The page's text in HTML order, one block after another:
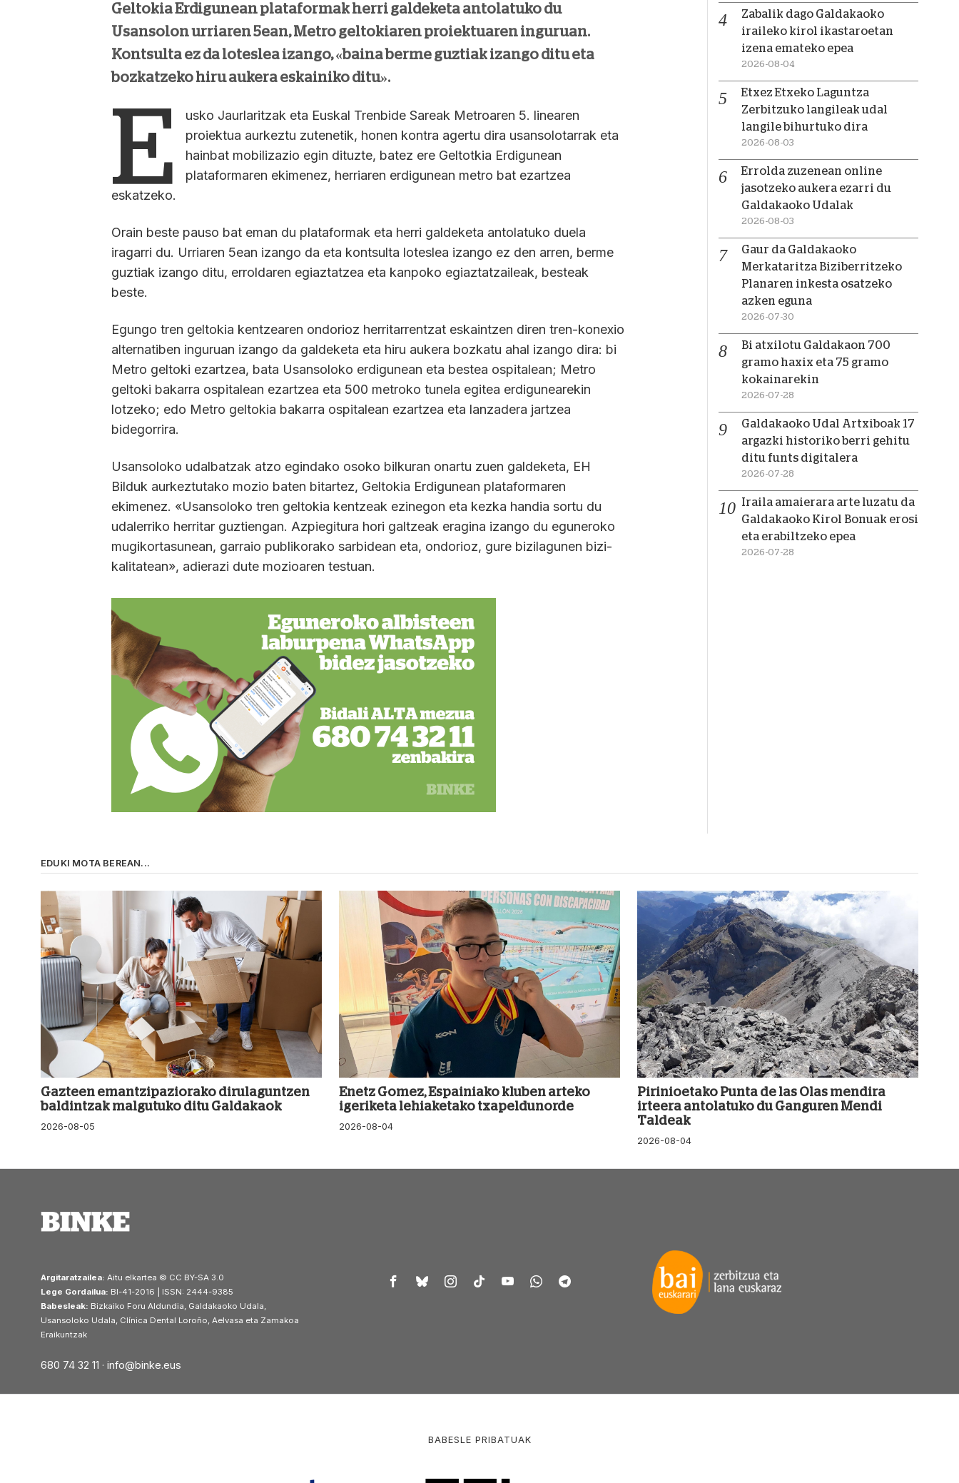
Geltokia Erdigunean plataformak herri galdeketa antolatuko du
Usansolon urriaren 5ean, Metro geltokiaren proiektuaren inguruan.
Kontsulta ez da loteslea izango, «baina berme guztiak izango ditu eta
bozkatzeko hiru aukera eskainiko ditu».
E
usko Jaurlaritzak eta Euskal Trenbide Sareak Metroaren 5. linearen
proiektua aurkeztu zutenetik, honen kontra agertu dira usansolotarrak eta
hainbat mobilizazio egin dituzte, batez ere Geltotkia Erdigunean
plataformaren ekimenez, herriaren erdigunean metro bat ezartzea
eskatzeko.
Orain beste pauso bat eman du plataformak eta herri galdeketa antolatuko duela
iragarri du. Urriaren 5ean izango da eta kontsulta loteslea izango ez den arren, berme
guztiak izango ditu, erroldaren egiaztatzea eta kanpoko egiaztatzaileak, besteak
beste.
Egungo tren geltokia kentzearen ondorioz herritarrentzat eskaintzen diren tren-konexio
alternatiben inguruan izango da galdeketa eta hiru aukera bozkatu ahal izango dira: bi
Metro geltoki ezartzea, bata Usansoloko erdigunean eta bestea ospitalean; Metro
geltoki bakarra ospitalean ezartzea eta 500 metroko tunela egitea erdigunearekin
lotzeko; edo Metro geltokia bakarra ospitalean ezartzea eta lanzadera jartzea
bidegorrira.
Usansoloko udalbatzak atzo egindako osoko bilkuran onartu zuen galdeketa, EH
Bilduk aurkeztutako mozio baten bitartez, Geltokia Erdigunean plataformaren
ekimenez. «Usansoloko tren geltokia kentzeak ezinegon eta kezka handia sortu du
udalerriko herritar guztiengan. Azpiegitura hori galtzeak eragina izango du eguneroko
mugikortasunean, garraio publikorako sarbidean eta, ondorioz, gure bizilagunen bizi-
kalitatean», adierazi dute mozioaren testuan.
Zabalik dago Galdakaoko
iraileko kirol ikastaroetan
izena emateko epea
2026-08-04
Etxez Etxeko Laguntza
Zerbitzuko langileak udal
langile bihurtuko dira
2026-08-03
Errolda zuzenean online
jasotzeko aukera ezarri du
Galdakaoko Udalak
2026-08-03
Gaur da Galdakaoko
Merkataritza Biziberritzeko
Planaren inkesta osatzeko
azken eguna
2026-07-30
Bi atxilotu Galdakaon 700
gramo haxix eta 75 gramo
kokainarekin
2026-07-28
Galdakaoko Udal Artxiboak 17
argazki historiko berri gehitu
ditu funts digitalera
2026-07-28
Iraila amaierara arte luzatu da
Galdakaoko Kirol Bonuak erosi
eta erabiltzeko epea
2026-07-28
EDUKI MOTA BEREAN...
Gazteen emantzipaziorako dirulaguntzen
baldintzak malgutuko ditu Galdakaok
2026-08-05
Enetz Gomez, Espainiako kluben arteko
igeriketa lehiaketako txapeldunorde
2026-08-04
Pirinioetako Punta de las Olas mendira
irteera antolatuko du Ganguren Mendi
Taldeak
2026-08-04
Argitaratzailea: Aitu elkartea © CC BY-SA 3.0
Lege Gordailua: BI-41-2016 | ISSN: 2444-9385
Babesleak: Bizkaiko Foru Aldundia, Galdakaoko Udala,
Usansoloko Udala, Clínica Dental Loroño, Aelvasa eta Zamakoa
Eraikuntzak
680 74 32 11 · info@binke.eus
BABESLE PRIBATUAK